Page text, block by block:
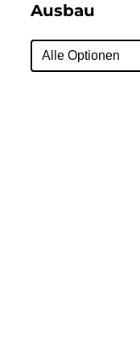
Ausbau
Ausbau
Ausbau